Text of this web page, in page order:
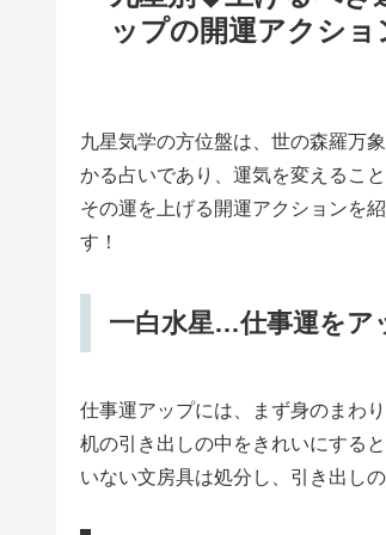
ップの開運アクショ
九星気学の方位盤は、世の森羅万
かる占いであり、運気を変えるこ
その運を上げる開運アクションを
す！
一白水星…仕事運をア
仕事運アップには、まず身のまわり
机の引き出しの中をきれいにする
いない文房具は処分し、引き出し